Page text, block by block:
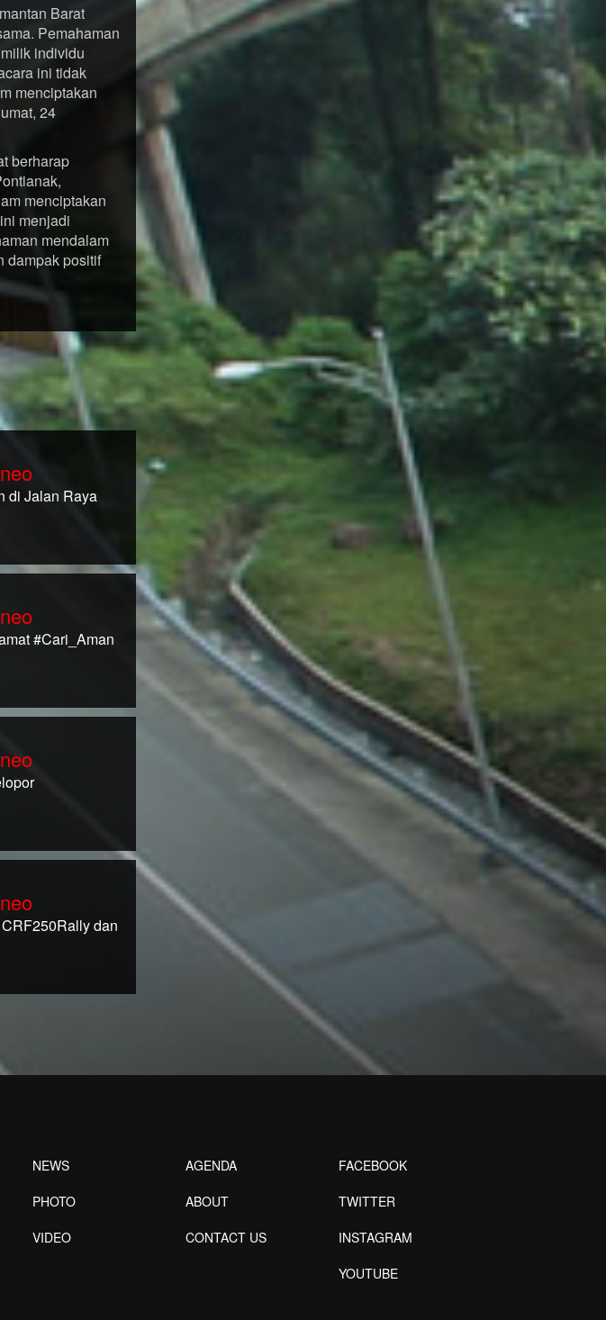
Barat
Pemahaman
individu
ini tidak
menciptakan
24
berharap
menciptakan
menjadi
mendalam
dampak positif
di Jalan Raya
#Cari_Aman
dan
NEWS
PHOTO
VIDEO
AGENDA
ABOUT
CONTACT US
FACEBOOK
TWITTER
INSTAGRAM
YOUTUBE